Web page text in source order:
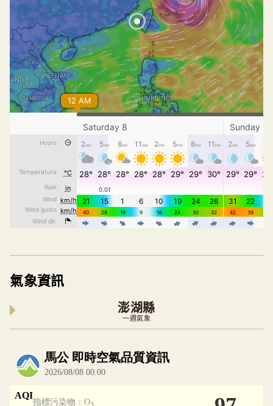
氣象資訊
澎湖縣
一週氣象
內嵌空氣品質小工具為視覺預覽，完整即時空